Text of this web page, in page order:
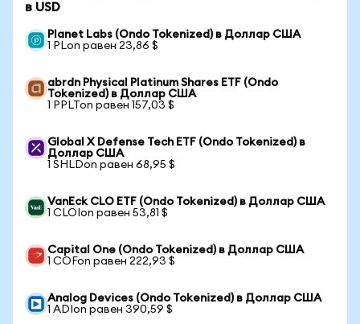
в USD
Planet Labs (Ondo Tokenized) в Доллар США
1 PLon равен 23,86 $
abrdn Physical Platinum Shares ETF (Ondo
Tokenized) в Доллар США
1 PPLTon равен 157,03 $
Global X Defense Tech ETF (Ondo Tokenized) в
Доллар США
1 SHLDon равен 68,95 $
VanEck CLO ETF (Ondo Tokenized) в Доллар США
1 CLOIon равен 53,81 $
Capital One (Ondo Tokenized) в Доллар США
1 COFon равен 222,93 $
Analog Devices (Ondo Tokenized) в Доллар США
1 ADIon равен 390,59 $